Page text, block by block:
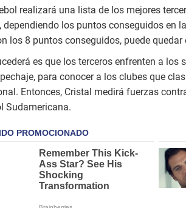
realizará una lista de los mejores
dependiendo los puntos conseguidos en
los 8 puntos conseguidos, puede quedar
es que los terceros enfrenten a los
para conocer a los clubes que
Entonces, Cristal medirá fuerzas
Sudamericana.